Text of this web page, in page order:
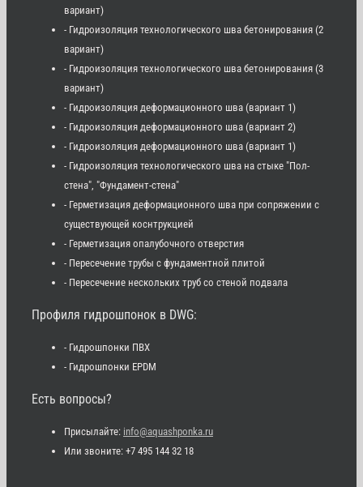
вариант)
- Гидроизоляция технологического шва бетонирования (2
вариант)
- Гидроизоляция технологического шва бетонирования (3
вариант)
- Гидроизоляция деформационного шва (вариант 1)
- Гидроизоляция деформационного шва (вариант 2)
- Гидроизоляция деформационного шва (вариант 1)
- Гидроизоляция технологического шва на стыке "Пол-
стена", "Фундамент-стена"
- Герметизация деформационного шва при сопряжении с
существующей коснтрукцией
- Герметизация опалубочного отверстия
- Пересечение трубы с фундаментной плитой
- Пересечение нескольких труб со стеной подвала
Профиля гидрошпонок в DWG:
- Гидрошпонки ПВХ
- Гидрошпонки EPDM
Есть вопросы?
Присылайте: info@aquashponka.ru
Или звоните: +7 495 144 32 18